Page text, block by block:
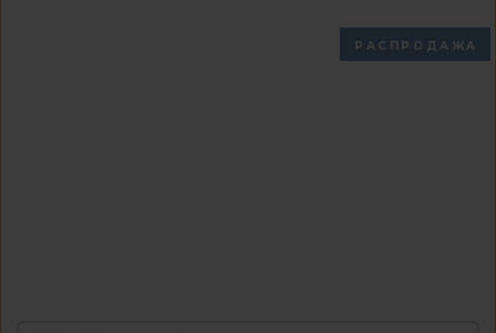
РАСПРОДАЖА